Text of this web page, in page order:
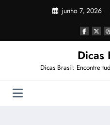
junho 7, 2026
Dicas
Dicas Brasil: Encontre